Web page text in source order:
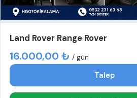
Land Rover Range Rover
16.000,00 ₺ / gün
Talep